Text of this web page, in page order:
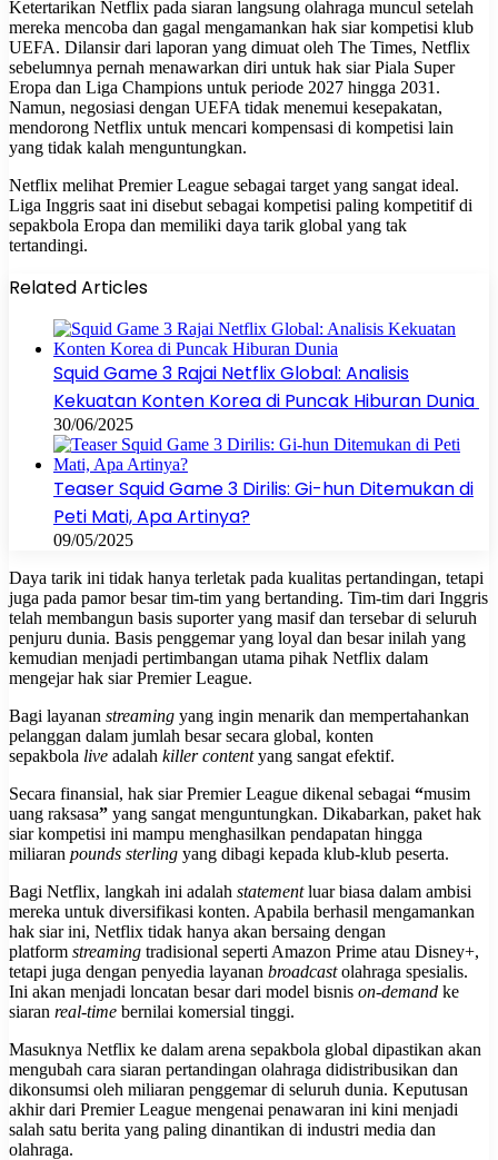
Ketertarikan Netflix pada siaran langsung olahraga muncul setelah
mereka mencoba dan gagal mengamankan hak siar kompetisi klub
UEFA. Dilansir dari laporan yang dimuat oleh The Times, Netflix
sebelumnya pernah menawarkan diri untuk hak siar Piala Super
Eropa dan Liga Champions untuk periode 2027 hingga 2031.
Namun, negosiasi dengan UEFA tidak menemui kesepakatan,
mendorong Netflix untuk mencari kompensasi di kompetisi lain
yang tidak kalah menguntungkan.
Netflix melihat Premier League sebagai target yang sangat ideal.
Liga Inggris saat ini disebut sebagai kompetisi paling kompetitif di
sepakbola Eropa dan memiliki daya tarik global yang tak
tertandingi.
Related Articles
Squid Game 3 Rajai Netflix Global: Analisis
Kekuatan Konten Korea di Puncak Hiburan Dunia
30/06/2025
Teaser Squid Game 3 Dirilis: Gi-hun Ditemukan di
Peti Mati, Apa Artinya?
09/05/2025
Daya tarik ini tidak hanya terletak pada kualitas pertandingan, tetapi
juga pada pamor besar tim-tim yang bertanding. Tim-tim dari Inggris
telah membangun basis suporter yang masif dan tersebar di seluruh
penjuru dunia. Basis penggemar yang loyal dan besar inilah yang
kemudian menjadi pertimbangan utama pihak Netflix dalam
mengejar hak siar Premier League.
Bagi layanan streaming yang ingin menarik dan mempertahankan
pelanggan dalam jumlah besar secara global, konten
sepakbola live adalah killer contentyang sangat efektif.
Secara finansial, hak siar Premier League dikenal sebagai “musim
uang raksasa” yang sangat menguntungkan. Dikabarkan, paket hak
siar kompetisi ini mampu menghasilkan pendapatan hingga
miliaran pounds sterling yang dibagi kepada klub-klub peserta.
Bagi Netflix, langkah ini adalah statementluar biasa dalam ambisi
mereka untuk diversifikasi konten. Apabila berhasil mengamankan
hak siar ini, Netflix tidak hanya akan bersaing dengan
platform streaming tradisional seperti Amazon Prime atau Disney+,
tetapi juga dengan penyedia layanan broadcastolahraga spesialis.
Ini akan menjadi loncatan besar dari model bisnis on-demand ke
siaran real-time bernilai komersial tinggi.
Masuknya Netflix ke dalam arena sepakbola global dipastikan akan
mengubah cara siaran pertandingan olahraga didistribusikan dan
dikonsumsi oleh miliaran penggemar di seluruh dunia. Keputusan
akhir dari Premier League mengenai penawaran ini kini menjadi
salah satu berita yang paling dinantikan di industri media dan
olahraga.